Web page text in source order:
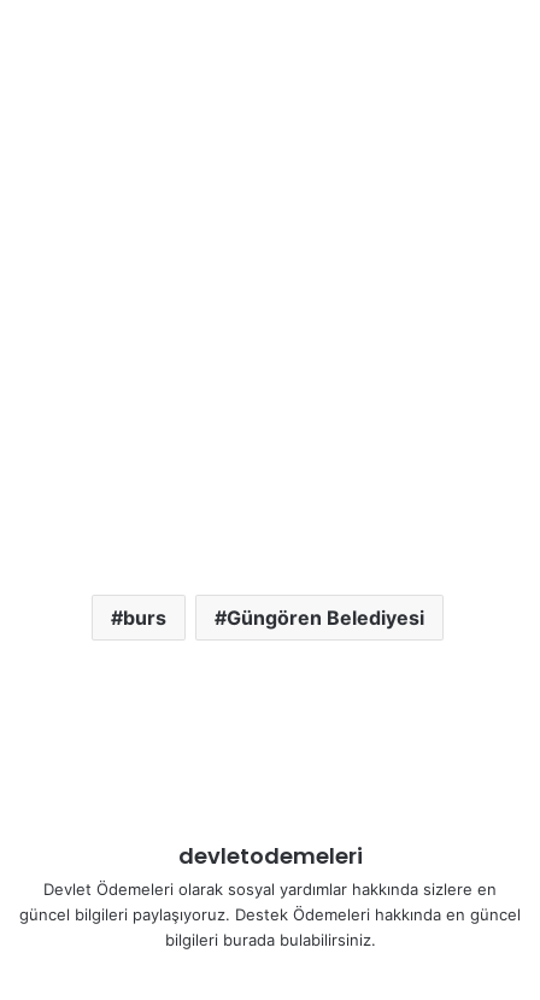
burs Güngören Belediyesi
devletodemeleri
Devlet Ödemeleri olarak sosyal yardımlar hakkında sizlere en
güncel bilgileri paylaşıyoruz. Destek Ödemeleri hakkında en güncel
bilgileri burada bulabilirsiniz.